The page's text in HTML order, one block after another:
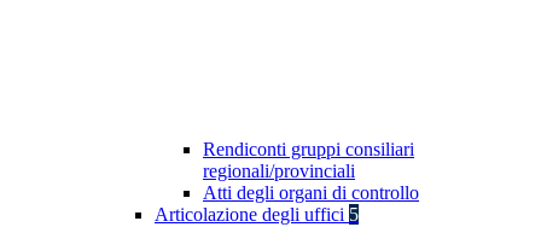
Rendiconti gruppi consiliari
regionali/provinciali
Atti degli organi di controllo
Articolazione degli uffici 5